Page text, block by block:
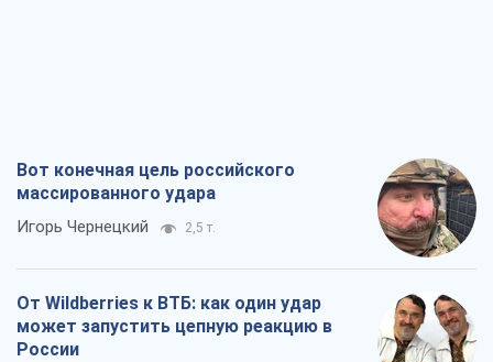
Вот конечная цель российского
массированного удара
Игорь Чернецкий 2,5 т.
От Wildberries к ВТБ: как один удар
может запустить цепную реакцию в
России